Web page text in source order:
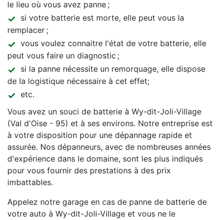
le lieu où vous avez panne ;
si votre batterie est morte, elle peut vous la
remplacer ;
vous voulez connaitre l'état de votre batterie, elle
peut vous faire un diagnostic ;
si la panne nécessite un remorquage, elle dispose
de la logistique nécessaire à cet effet;
etc.
Vous avez un souci de batterie à Wy-dit-Joli-Village
(Val d'Oise - 95) et à ses environs. Notre entreprise est
à votre disposition pour une dépannage rapide et
assurée. Nos dépanneurs, avec de nombreuses années
d'expérience dans le domaine, sont les plus indiqués
pour vous fournir des prestations à des prix
imbattables.
Appelez notre garage en cas de panne de batterie de
votre auto à Wy-dit-Joli-Village et vous ne le